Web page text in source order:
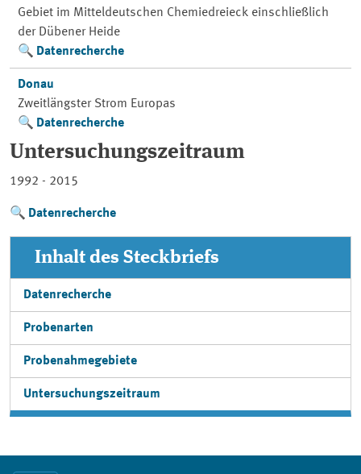
Gebiet im Mitteldeutschen Chemiedreieck einschließlich
der Dübener Heide
Datenrecherche
Donau
Zweitlängster Strom Europas
Datenrecherche
Untersuchungszeitraum
1992 - 2015
Datenrecherche
Inhalt des Steckbriefs
Datenrecherche
Probenarten
Probenahmegebiete
Untersuchungszeitraum